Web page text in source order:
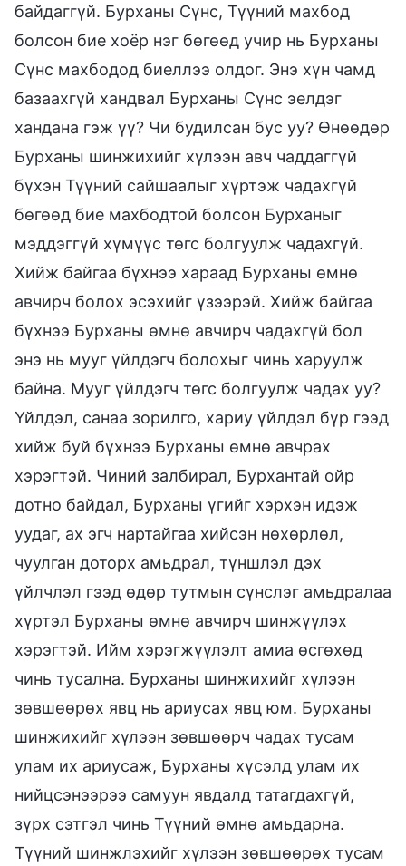
байдаггүй. Бурханы Сүнс, Түүний махбод
болсон бие хоёр нэг бөгөөд учир нь Бурханы
Сүнс махбодод биеллээ олдог. Энэ хүн чамд
базаахгүй хандвал Бурханы Сүнс эелдэг
хандана гэж үү? Чи будилсан бус уу? Өнөөдөр
Бурханы шинжихийг хүлээн авч чаддаггүй
бүхэн Түүний сайшаалыг хүртэж чадахгүй
бөгөөд бие махбодтой болсон Бурханыг
мэддэггүй хүмүүс төгс болгуулж чадахгүй.
Хийж байгаа бүхнээ хараад Бурханы өмнө
авчирч болох эсэхийг үзээрэй. Хийж байгаа
бүхнээ Бурханы өмнө авчирч чадахгүй бол
энэ нь мууг үйлдэгч болохыг чинь харуулж
байна. Мууг үйлдэгч төгс болгуулж чадах уу?
Үйлдэл, санаа зорилго, хариу үйлдэл бүр гээд
хийж буй бүхнээ Бурханы өмнө авчрах
хэрэгтэй. Чиний залбирал, Бурхантай ойр
дотно байдал, Бурханы үгийг хэрхэн идэж
уудаг, ах эгч нартайгаа хийсэн нөхөрлөл,
чуулган доторх амьдрал, түншлэл дэх
үйлчлэл гээд өдөр тутмын сүнслэг амьдралаа
хүртэл Бурханы өмнө авчирч шинжүүлэх
хэрэгтэй. Ийм хэрэгжүүлэлт амиа өсгөхөд
чинь тусална. Бурханы шинжихийг хүлээн
зөвшөөрөх явц нь ариусах явц юм. Бурханы
шинжихийг хүлээн зөвшөөрч чадах тусам
улам их ариусаж, Бурханы хүсэлд улам их
нийцсэнээрээ самуун явдалд татагдахгүй,
зүрх сэтгэл чинь Түүний өмнө амьдарна.
Түүний шинжлэхийг хүлээн зөвшөөрөх тусам